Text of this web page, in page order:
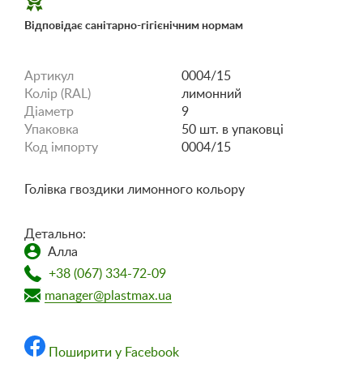
Відповідає санітарно-гігієнічним нормам
Артикул
0004/15
Колір (RAL)
лимонний
Діаметр
9
Упаковка
50 шт. в упаковці
Код імпорту
0004/15
Голівка гвоздики лимонного кольору
Детально:
Алла
+38 (067) 334-72-09
manager@plastmax.ua
Поширити у Facebook